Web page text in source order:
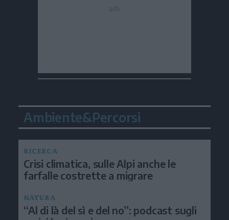
Ambiente&Percorsi
RICERCA
Crisi climatica, sulle Alpi anche le
farfalle costrette a migrare
NATURA
“Al di là del sì e del no”: podcast sugli